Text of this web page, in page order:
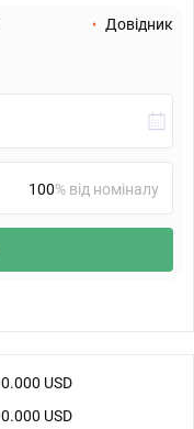
Довідник
% від номіналу
USD
USD